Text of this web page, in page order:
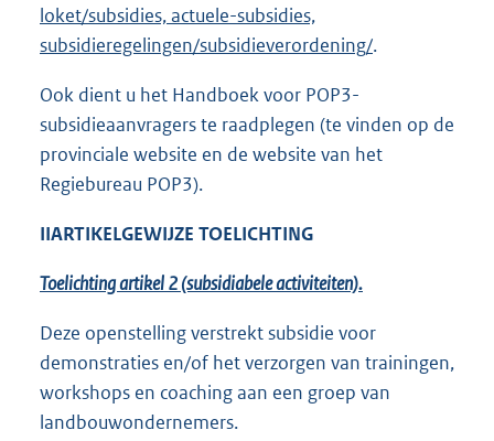
loket/subsidies, actuele-subsidies,
subsidieregelingen/subsidieverordening/.
Ook dient u het Handboek voor POP3-
subsidieaanvragers te raadplegen (te vinden op de
provinciale website en de website van het
Regiebureau POP3).
IIARTIKELGEWIJZE TOELICHTING
Toelichting artikel 2 (subsidiabele activiteiten).
Deze openstelling verstrekt subsidie voor
demonstraties en/of het verzorgen van trainingen,
workshops en coaching aan een groep van
landbouwondernemers.